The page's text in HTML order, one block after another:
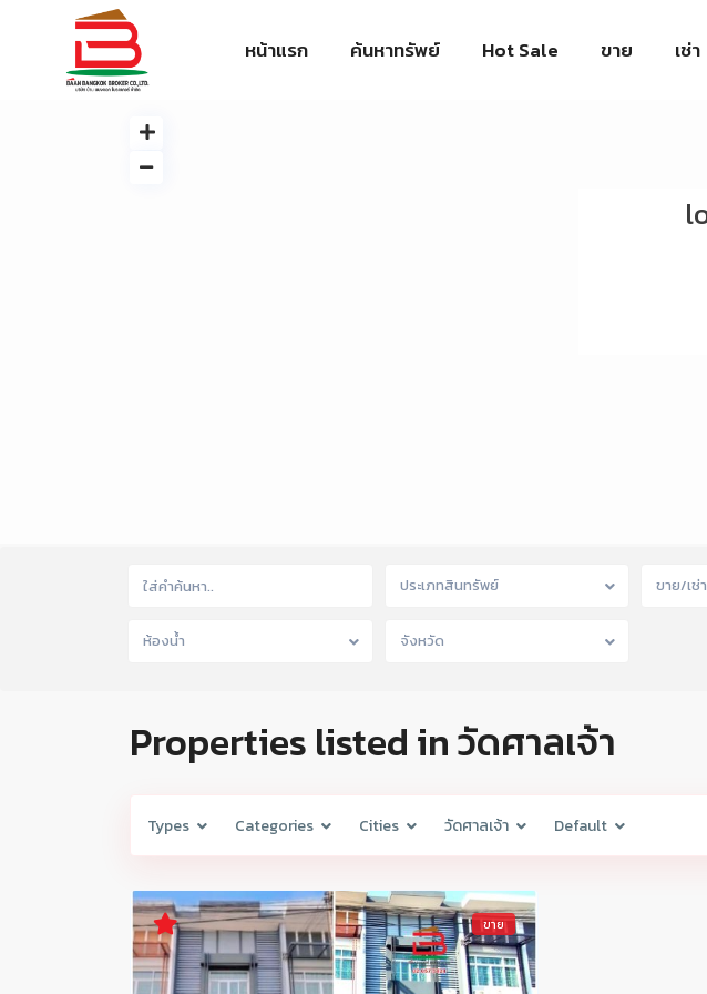
หน้าแรก ค้นหาทรัพย์ Hot Sale ขาย เช่า
ประเภทสินทรัพย์ ขาย/เช่า
ห้องน้ำ จังหวัด
Properties listed in วัดศาลเจ้า
Types Categories Cities วัดศาลเจ้า Default
ขาย